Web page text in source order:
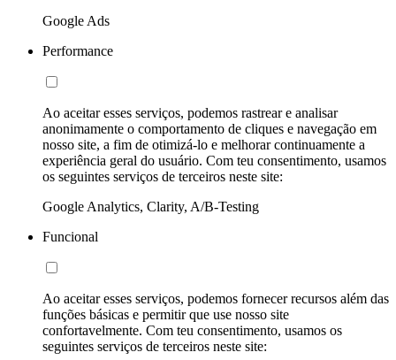
Google Ads
Performance
Ao aceitar esses serviços, podemos rastrear e analisar
anonimamente o comportamento de cliques e navegação em
nosso site, a fim de otimizá-lo e melhorar continuamente a
experiência geral do usuário. Com teu consentimento, usamos
os seguintes serviços de terceiros neste site:
Google Analytics, Clarity, A/B-Testing
Funcional
Ao aceitar esses serviços, podemos fornecer recursos além das
funções básicas e permitir que use nosso site
confortavelmente. Com teu consentimento, usamos os
seguintes serviços de terceiros neste site: